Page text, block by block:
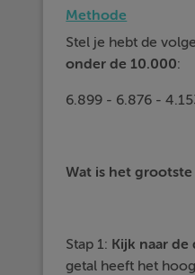
Methode
Stel je hebt de
onder de 10.000:
6.899 - 6.876 -
Wat is het grootste
Stap 1: Kijk naar de
getal heeft het